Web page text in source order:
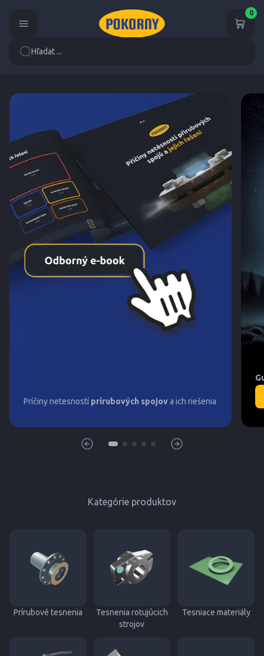
Hľadat ...
0
Príčiny netesností prírubových spojova ich riešenia
Kategórie produktov
Prírubové tesnenia
Tesnenia rotujúcich
strojov
Tesniace materiály